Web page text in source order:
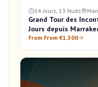
14 Jours, 13 Nuits
Grand Tour des
Jours depuis
From From €1,500